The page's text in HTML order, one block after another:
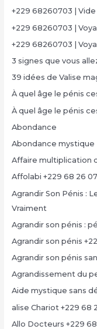
+229 68260703 |
+229 68260703 |
+229 68260703 |
3 signes que vous
39 idées de Valise
À quel âge le pénis
À quel âge le pénis
Abondance
Abondance mystique
Affaire multiplication
Affolabi +229 68 26
Agrandir Son Pénis :
Vraiment
Agrandir son pénis :
Agrandir son pénis
Agrandir son pénis
Agrandissement du
Aide mystique sans
alise Chariot +229 68
Allo Docteurs +229